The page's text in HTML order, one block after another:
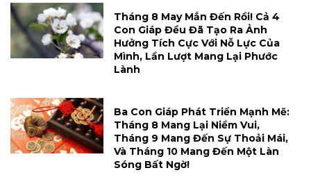
Tháng 8 May Mắn Đến Rồi! Cả 4
Con Giáp Đều Đã Tạo Ra Ảnh
Hưởng Tích Cực Với Nỗ Lực Của
Mình, Lần Lượt Mang Lại Phước
Lành
Ba Con Giáp Phát Triển Mạnh Mẽ:
Tháng 8 Mang Lại Niềm Vui,
Tháng 9 Mang Đến Sự Thoải Mái,
Và Tháng 10 Mang Đến Một Làn
Sóng Bất Ngờ!